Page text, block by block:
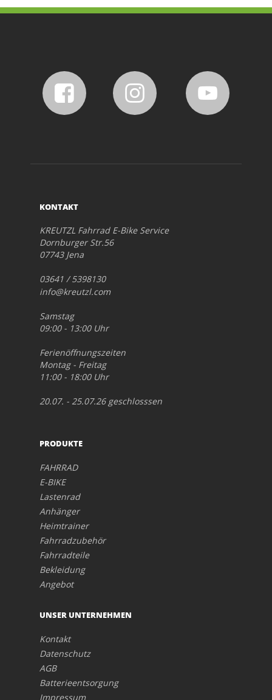
KONTAKT
KREUTZL Fahrrad E-Bike Service
Dornburger Str.56
07743 Jena
03641 / 5398130
info@kreutzl.com
Samstag
09:00 - 13:00 Uhr
Ferienöffnungszeiten
Montag - Freitag
11:00 - 18:00 Uhr
20.07. - 25.07.26 geschlosssen
PRODUKTE
FAHRRAD
E-BIKE
Lastenrad
Anhänger
Heimtrainer
Fahrradzubehör
Fahrradteile
Bekleidung
Angebot
UNSER UNTERNEHMEN
Kontakt
Datenschutz
AGB
Batterieentsorgung
Impressum